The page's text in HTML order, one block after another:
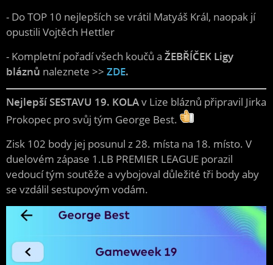
- Do TOP 10 nejlepších se vrátil Matyáš Král, naopak jí
opustili Vojtěch Hettler
- Kompletní pořadí všech koučů a ŽEBŘÍČEK Ligy
bláznů naleznete >> ZDE.
Nejlepší SESTAVU 19. KOLAv Lize bláznů připravil Jirka
Prokopec pro svůj tým George Best.
Zisk 102 body jej posunul z 28. místa na 18. místo. V
duelovém zápase 1.LB PREMIER LEAGUE porazil
vedoucí tým soutěže a vybojoval důležité tři body aby
se vzdálil sestupovým vodám.